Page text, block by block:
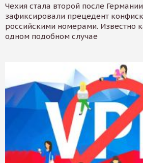
Чехия стала второй после
зафиксировали прецедент
российскими номерами. Известно
одном подобном случае